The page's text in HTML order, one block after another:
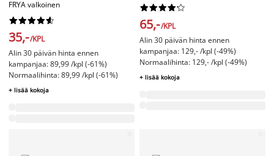
FRYA valkoinen






35,-/KPL
Alin 30 päivän hinta ennen
kampanjaa: 89,99 /kpl (-61%)
Normaalihinta: 89,99 /kpl (-61%)
+ lisää kokoja






65,-/KPL
Alin 30 päivän hinta ennen
kampanjaa: 129,- /kpl (-49%)
Normaalihinta: 129,- /kpl (-49%)
+ lisää kokoja